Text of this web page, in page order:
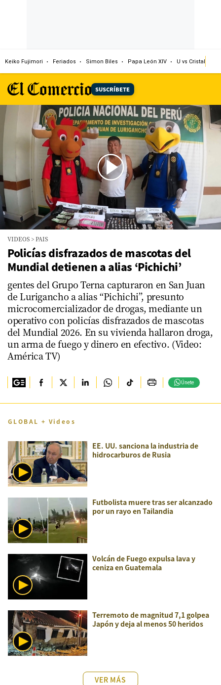
Keiko Fujimori Feriados Simon Biles Papa León XIV U vs Cristal
SUSCRÍBETE
00:00/01:34
VIDEOS >PAIS
Policías disfrazados de mascotas del
Mundial detienen a alias ‘Pichichi’
gentes del Grupo Terna capturaron en San Juan
de Lurigancho a alias “Pichichi”, presunto
microcomercializador de drogas, mediante un
operativo con policías disfrazados de mascotas
del Mundial 2026. En su vivienda hallaron droga,
un arma de fuego y dinero en efectivo. (Video:
América TV)
Únete
GLOBAL + Videos
EE. UU. sanciona la industria de
hidrocarburos de Rusia
Futbolista muere tras ser alcanzado
por un rayo en Tailandia
Volcán de Fuego expulsa lava y
ceniza en Guatemala
Terremoto de magnitud 7,1 golpea
Japón y deja al menos 50 heridos
VER MÁS